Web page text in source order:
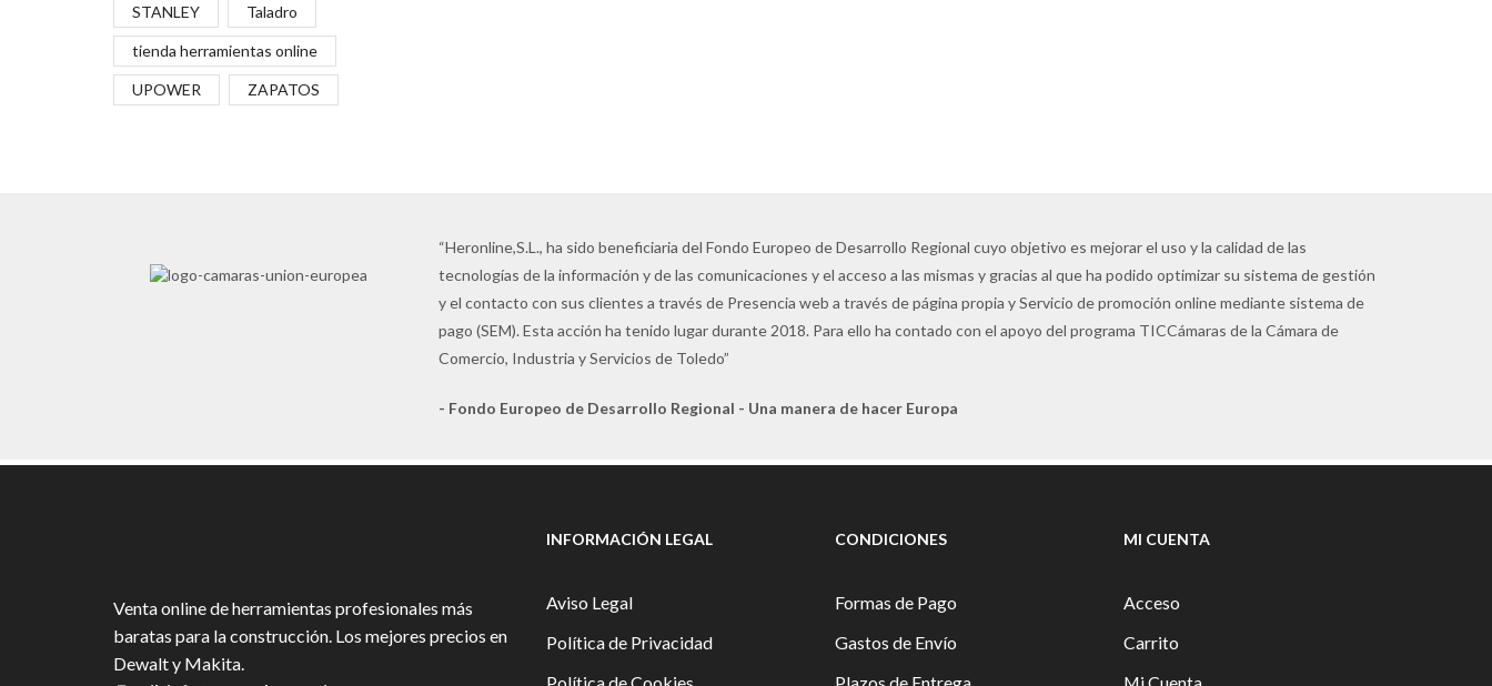
STANLEY Taladro
tienda herramientas online
UPOWER ZAPATOS
“Heronline,S.L., ha sido beneficiaria del Fondo Europeo de Desarrollo Regional cuyo objetivo es mejorar el uso y la calidad de las
tecnologías de la información y de las comunicaciones y el acceso a las mismas y gracias al que ha podido optimizar su sistema de gestión
y el contacto con sus clientes a través de Presencia web a través de página propia y Servicio de promoción online mediante sistema de
pago (SEM). Esta acción ha tenido lugar durante 2018. Para ello ha contado con el apoyo del programa TICCámaras de la Cámara de
Comercio, Industria y Servicios de Toledo”
- Fondo Europeo de Desarrollo Regional - Una manera de hacer Europa
Venta online de herramientas profesionales más
baratas para la construcción. Los mejores precios en
Dewalt y Makita.
INFORMACIÓN LEGAL
Aviso Legal
Política de Privacidad
CONDICIONES
Formas de Pago
Gastos de Envío
MI CUENTA
Acceso
Carrito